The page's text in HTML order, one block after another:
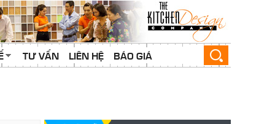
TƯ VẤN LIÊN HỆ BÁO GIÁ